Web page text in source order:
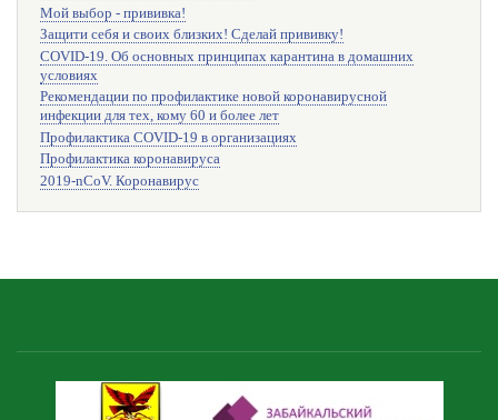
Мой выбор - прививка!
Защити себя и своих близких! Сделай прививку!
COVID-19. Об основных принципах карантина в домашних
условиях
Рекомендации по профилактике новой коронавирусной
инфекции для тех, кому 60 и более лет
Профилактика COVID-19 в организациях
Профилактика коронавируса
2019-nCoV. Коронавирус